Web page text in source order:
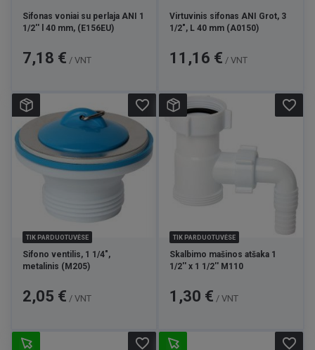
Sifonas voniai su perlaja ANI 1
1/2'' l 40 mm, (E156EU)
Kaina
7,18 € / VNT
Virtuvinis sifonas ANI Grot, 3
1/2", L 40 mm (A0150)
Kaina
11,16 € / VNT
TIK PARDUOTUVĖSE
Sifono ventilis, 1 1/4",
metalinis (M205)
Kaina
2,05 € / VNT
favorite_border
TIK PARDUOTUVĖSE
Skalbimo mašinos atšaka 1
1/2'' x 1 1/2'' M110
Kaina
1,30 € / VNT
favorite_border
favorite_border favorite_border